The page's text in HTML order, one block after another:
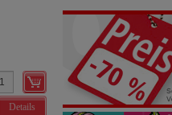
Details